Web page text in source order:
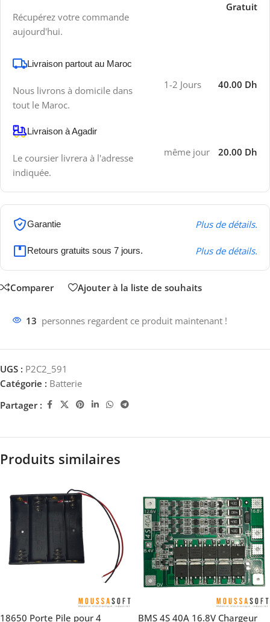
Récupérez votre commande
aujourd'hui.
Gratuit
Livraison partout au Maroc
Nous livrons à domicile dans
tout le Maroc.
1-2 Jours 40.00 Dh
Livraison à Agadir
Le coursier livrera à l'adresse
indiquée.
même jour 20.00 Dh
Garantie Plus de détails.
Retours gratuits sous 7 jours. Plus de détails.
Comparer Ajouter à la liste de souhaits
13 personnes regardent ce produit maintenant !
UGS : P2C2_591
Catégorie : Batterie
Partager :
Produits similaires
18650 Porte Pile pour 4 BMS 4S 40A 16.8V Chargeur